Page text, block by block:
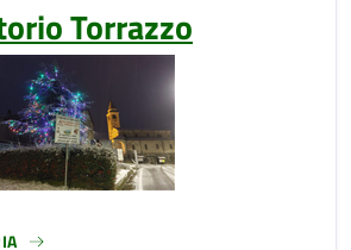
Torrazzo